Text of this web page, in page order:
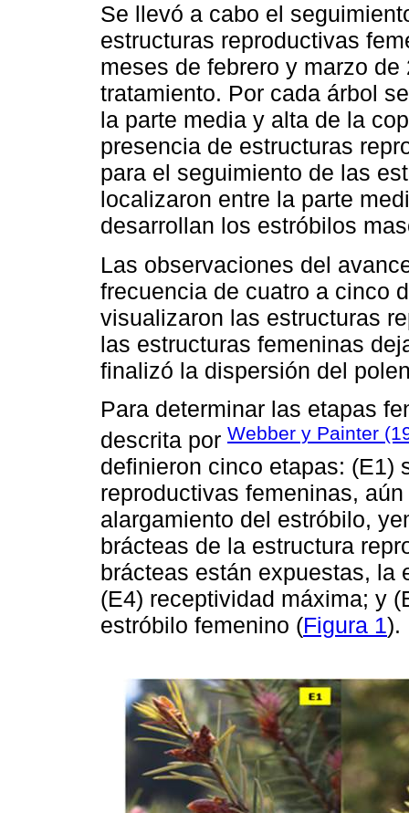
Se llevó a cabo el
estructuras reproductivas
meses de febrero y marzo
tratamiento. Por cada árbol
la parte media y alta de la
presencia de estructuras
para el seguimiento de las
localizaron entre la parte
desarrollan los estróbilos
Las observaciones del
frecuencia de cuatro a cinco
visualizaron las estructuras
las estructuras femeninas
finalizó la dispersión del
Para determinar las etapas
descrita por Webber y Painter
definieron cinco etapas: (E1)
reproductivas femeninas,
alargamiento del estróbilo,
brácteas de la estructura
brácteas están expuestas, la
(E4) receptividad máxima; y
estróbilo femenino (Figura 1).